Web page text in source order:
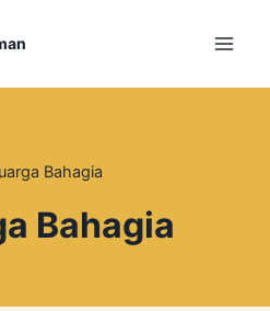
Bahagia
Bahagia